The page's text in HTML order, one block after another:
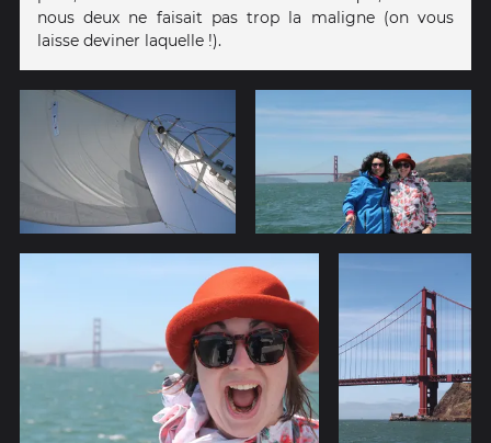
nous deux ne faisait pas trop la maligne (on vous
laisse deviner laquelle !).